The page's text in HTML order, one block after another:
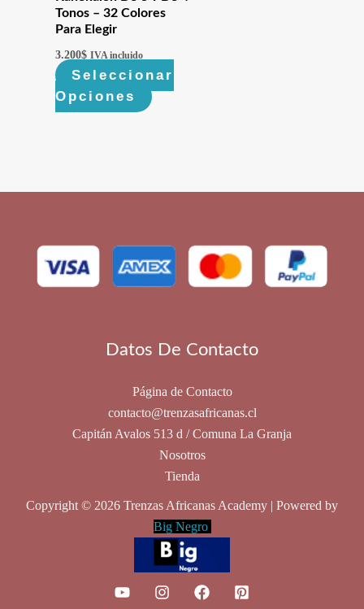
Tonos – 32 Colores
Para Elegir
3.200$ IVA incluido
Seleccionar
Opciones
Este
se
pueden
elegir
página
producto
Datos De Contacto
Página de Contacto
contacto@trenzasafricanas.cl
Capitán Avalos 513 d / Comuna La Granja
Nosotros
Tienda
Copyright © 2026 Trenzas Africanas Academy | Powered by
Big Negro